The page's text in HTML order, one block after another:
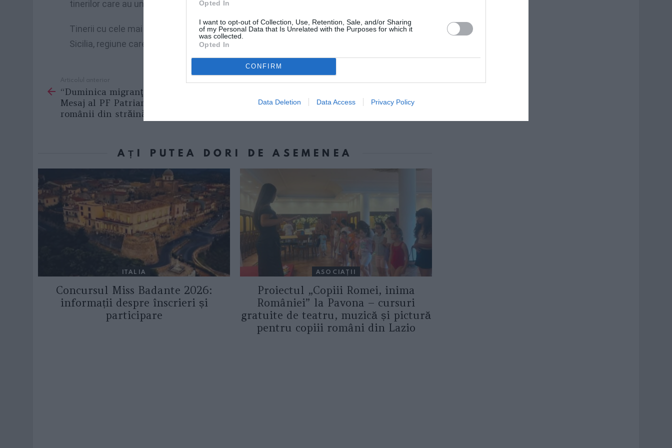
Opted In
I want to opt-out of Collection, Use, Retention, Sale, and/or Sharing
of my Personal Data that Is Unrelated with the Purposes for which it
was collected.
Opted In
CONFIRM
Data Deletion Data Access Privacy Policy
tinerilor care au un salariu a scăzut cu 926.000de unităţi.
Tinerii cu cele mai slabe spranţe să-şi găsească un loc de muncă sunt cei din
Sicilia, regiune care are o rată a şomajului de 28%.
more
Articolul anterior
“Duminica migranţilor români”/
Mesaj al PF Patriarh Daniel către
românii din străinătate
mai bun divertisment din Sud Estul
AȚI PUTEA DORI DE ASEMENEA
ITALIA
Concursul Miss Badante 2026:
informații despre înscrieri și
participare
ASOCIAŢII
Proiectul „Copiii Romei, inima
României” la Pavona – cursuri
gratuite de teatru, muzică și pictură
pentru copiii români din Lazio